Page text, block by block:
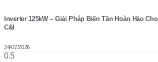
Inverter 125kW – Giải Pháp Biến Tần Hoàn Hảo
C&I
24/07/2026